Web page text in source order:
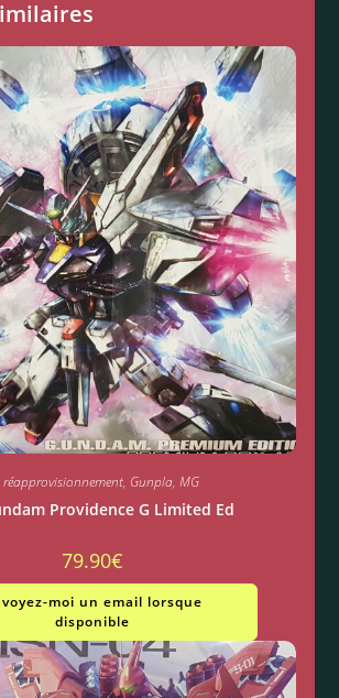
réapprovisionnement, Gunpla, MG
Providence G Limited Ed
79.90€
moi un email lorsque
disponible